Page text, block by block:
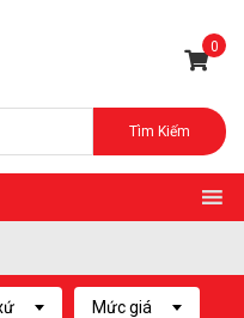
0
Tìm Kiếm
Mức giá